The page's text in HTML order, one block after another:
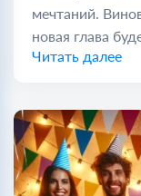
мечтаний.
новая глава
Читать далее